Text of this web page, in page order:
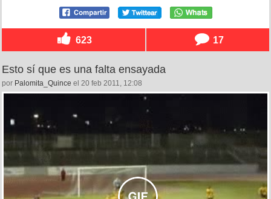
623 17
Esto sí que es una falta ensayada
por Palomita_Quince el 20 feb 2011, 12:08